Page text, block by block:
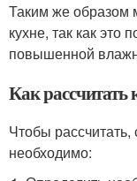
Таким же образом
кухне, так как это
повышенной
Как рассчитать
Чтобы
необходимо: